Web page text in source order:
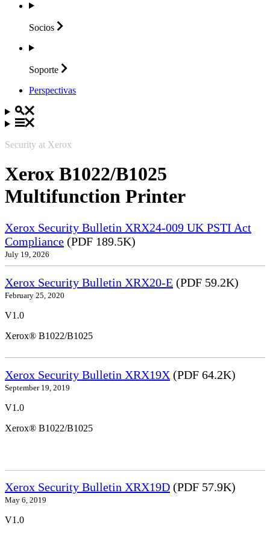
Socios
Soporte
Perspectivas
Security at Xerox
Xerox B1022/B1025
Multifunction Printer
Xerox Security Bulletin XRX24-009 UK PSTI Act
Compliance (PDF 189.5K)
July 19, 2026
Xerox Security Bulletin XRX20-E (PDF 59.2K)
February 25, 2020
V1.0
Xerox® B1022/B1025
Xerox Security Bulletin XRX19X (PDF 64.2K)
September 19, 2019
V1.0
Xerox® B1022/B1025
Xerox Security Bulletin XRX19D (PDF 57.9K)
May 6, 2019
V1.0